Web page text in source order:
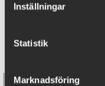
Inställningar
Statistik
Marknadsföring